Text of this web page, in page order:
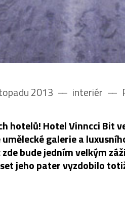
2013 –– interiér ––
hotelů! Hotel Vinncci Bit
galerie a
bude jedním velkým
jeho pater vyzdobilo